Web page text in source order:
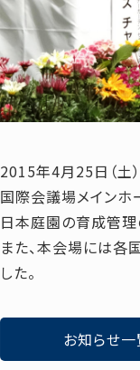
2015年4月25日（土
国際会議場メインホ
日本庭園の育成管理
また、本会場には
した。
お知らせ